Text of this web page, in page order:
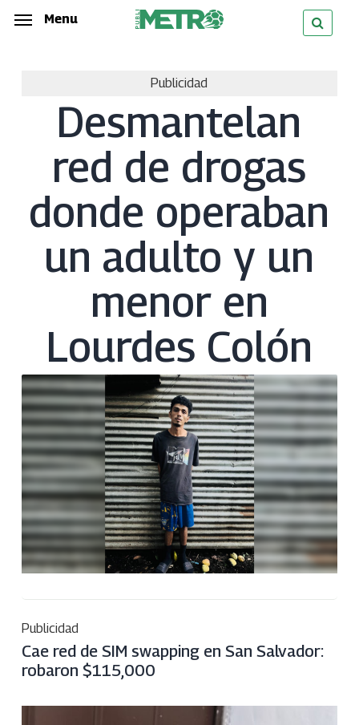
Skip
Menu
Publicidad
Desmantelan
red de drogas
donde operaban
un adulto y un
menor en
Lourdes Colón
Publicidad
Cae red de SIM swapping en San Salvador:
robaron $115,000
Menu